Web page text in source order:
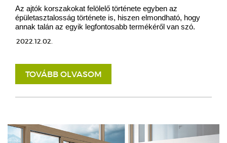
Az ajtók korszakokat felölelő története egyben az
épületasztalosság története is, hiszen elmondható, hogy
annak talán az egyik legfontosabb termékéről van szó.
2022.12.02.
TOVÁBB OLVASOM